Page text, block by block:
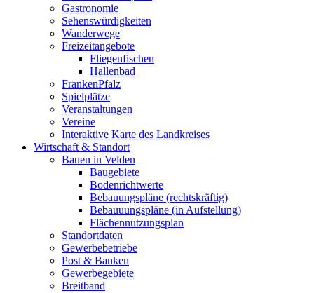
Gastronomie
Sehenswürdigkeiten
Wanderwege
Freizeitangebote
Fliegenfischen
Hallenbad
FrankenPfalz
Spielplätze
Veranstaltungen
Vereine
Interaktive Karte des Landkreises
Wirtschaft & Standort
Bauen in Velden
Baugebiete
Bodenrichtwerte
Bebauungspläne (rechtskräftig)
Bebauuungspläne (in Aufstellung)
Flächennutzungsplan
Standortdaten
Gewerbebetriebe
Post & Banken
Gewerbegebiete
Breitband